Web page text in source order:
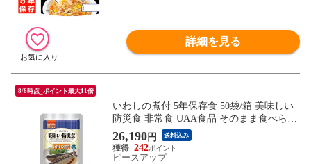
詳細を見る
8/6時点_ポイント最大11倍
いわしの煮付 5年保存食 50袋/箱 美味しい
防災食 非常食 UAA食品 そのまま食べられ
る長期常温保存食(備蓄品 おかず 非常食セ
ット 防災用品 企業 団体 地震 災害対策 帰
宅困難者対策）
26,190円 送料込み
242
ピースアップ